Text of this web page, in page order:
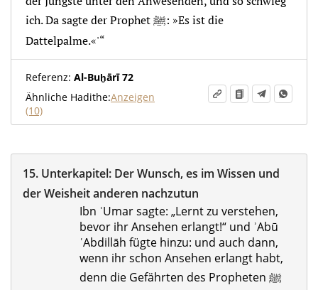
ich. Da sagte der Prophet ﷺ: »Es ist die
Dattelpalme.«'“
Referenz: Al-Buḫārī 72
Ähnliche Hadithe:Anzeigen
(10)
15. Unterkapitel: Der Wunsch, es im Wissen und
der Weisheit anderen nachzutun
Ibn ʿUmar sagte: „Lernt zu verstehen,
bevor ihr Ansehen erlangt!“ und ʾAbū
ʿAbdillāh fügte hinzu: und auch dann,
wenn ihr schon Ansehen erlangt habt,
denn die Gefährten des Propheten ‎ﷺ